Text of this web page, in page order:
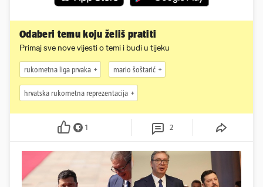
Odaberi temu koju želiš pratiti
Primaj sve nove vijesti o temi i budi u tijeku
rukometna liga prvaka mario šoštarić
hrvatska rukometna reprezentacija
1 2